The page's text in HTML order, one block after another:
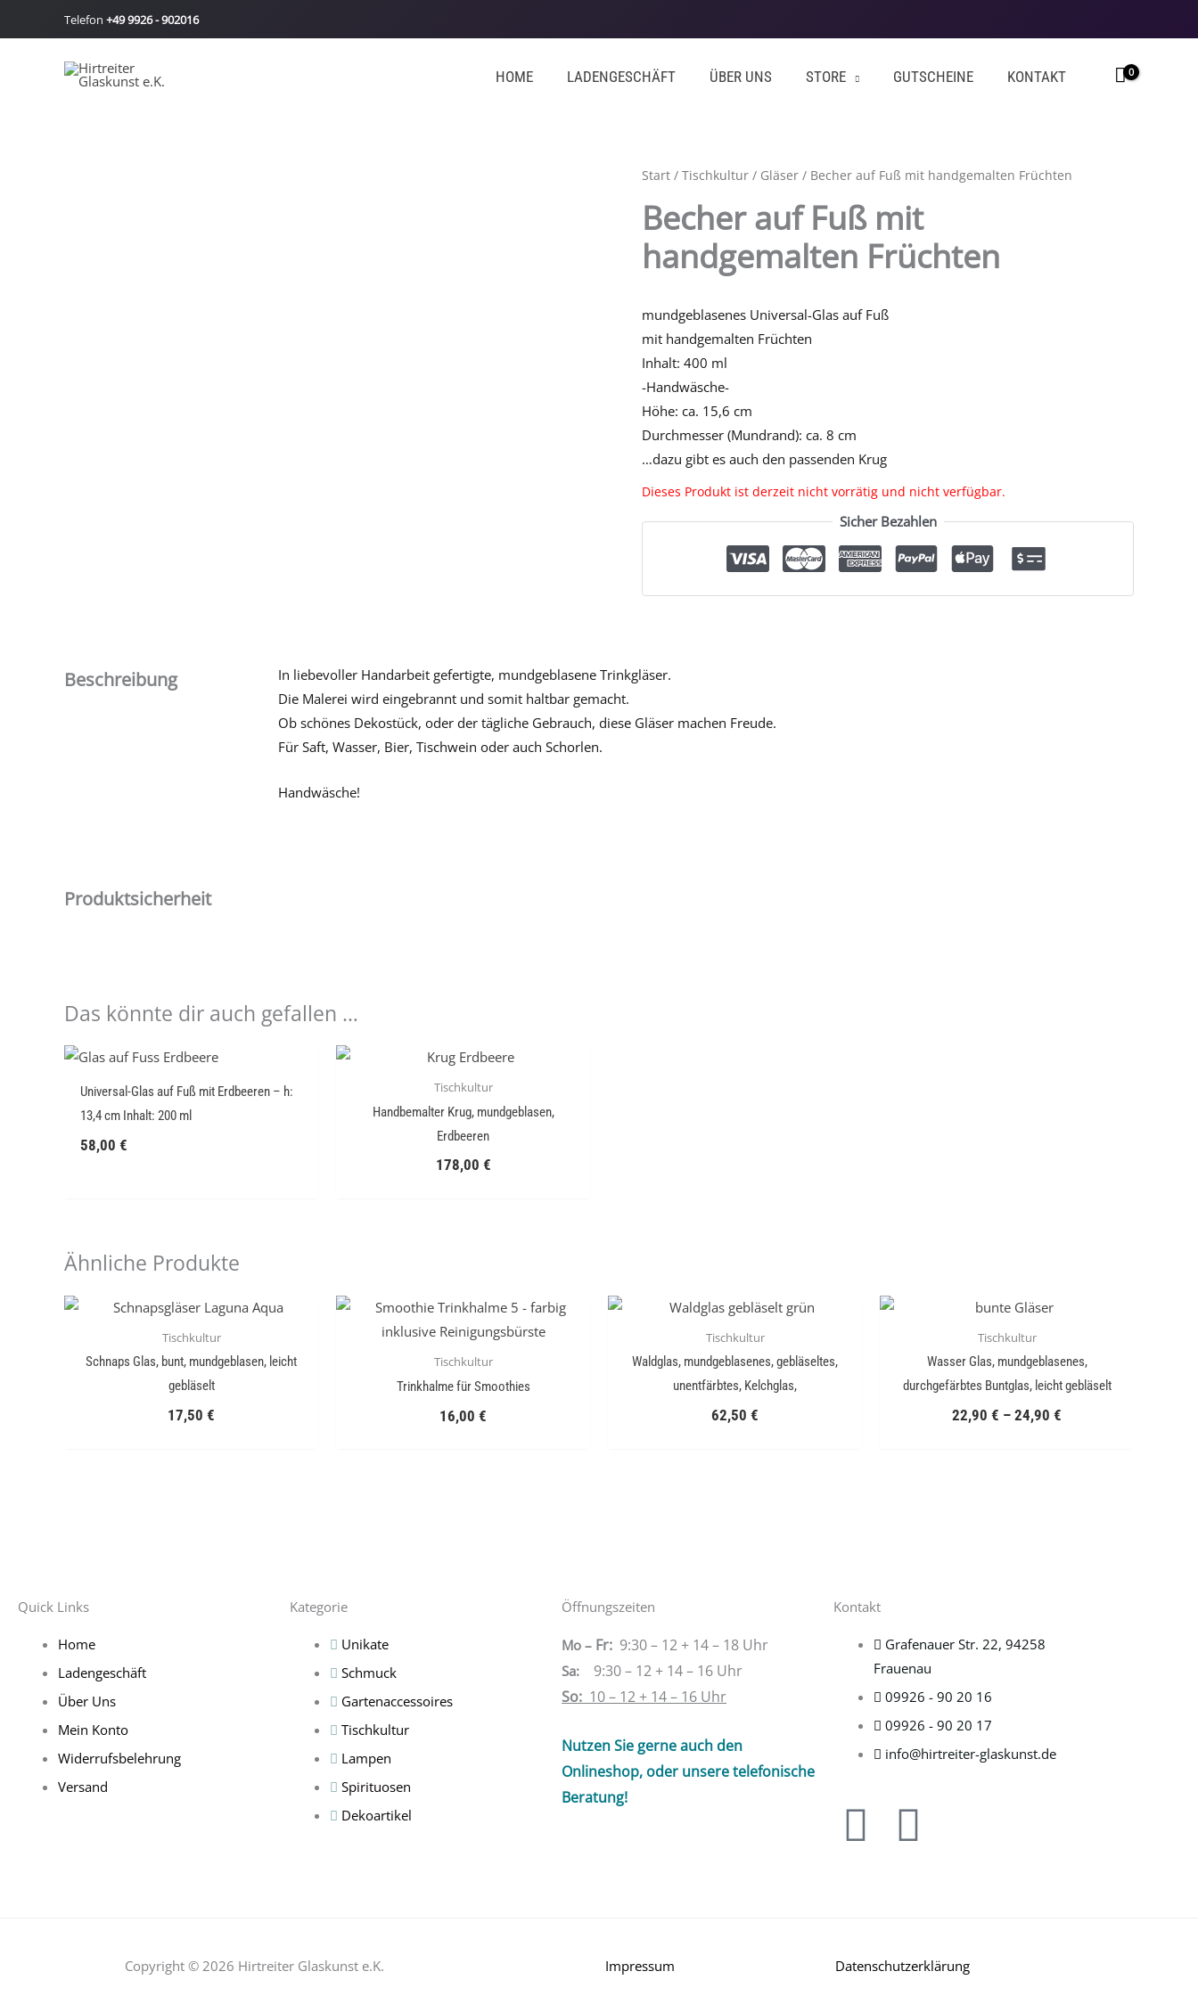
Inhalt
Telefon +49 9926 - 902016
HOME LADENGESCHÄFT ÜBER UNS STORE GUTSCHEINE KONTAKT
Start / Tischkultur / Gläser / Becher auf Fuß mit handgemalten Früchten
Becher auf Fuß mit
handgemalten Früchten
mundgeblasenes Universal-Glas auf Fuß
mit handgemalten Früchten
Inhalt: 400 ml
-Handwäsche-
Höhe: ca. 15,6 cm
Durchmesser (Mundrand): ca. 8 cm
…dazu gibt es auch den passenden Krug
Dieses Produkt ist derzeit nicht vorrätig und nicht verfügbar.
Sicher Bezahlen
Beschreibung
In liebevoller Handarbeit gefertigte, mundgeblasene Trinkgläser.
Die Malerei wird eingebrannt und somit haltbar gemacht.
Ob schönes Dekostück, oder der tägliche Gebrauch, diese Gläser machen Freude.
Für Saft, Wasser, Bier, Tischwein oder auch Schorlen.
Handwäsche!
Produktsicherheit
Das könnte dir auch gefallen …
Universal-Glas auf Fuß mit Erdbeeren – h:
13,4 cm Inhalt: 200 ml
58,00 €
Tischkultur
Handbemalter Krug, mundgeblasen,
Erdbeeren
178,00 €
Ähnliche Produkte
Tischkultur
Schnaps Glas, bunt, mundgeblasen, leicht
gebläselt
17,50 €
Tischkultur
Trinkhalme für Smoothies
16,00 €
Tischkultur
Waldglas, mundgeblasenes, gebläseltes,
unentfärbtes, Kelchglas,
62,50 €
Tischkultur
Wasser Glas, mundgeblasenes,
durchgefärbtes Buntglas, leicht gebläselt
22,90 € – 24,90 €
Quick Links
Home
Ladengeschäft
Über Uns
Mein Konto
Widerrufsbelehrung
Versand
Kategorie
Unikate
Schmuck
Gartenaccessoires
Tischkultur
Lampen
Spirituosen
Dekoartikel
Öffnungszeiten
Mo – Fr: 9:30 – 12 + 14 – 18 Uhr
Sa: 9:30 – 12 + 14 – 16 Uhr
So: 10 – 12 + 14 – 16 Uhr
Nutzen Sie gerne auch den
Onlineshop, oder unsere telefonische
Beratung!
Kontakt
Grafenauer Str. 22, 94258
Frauenau
09926 - 90 20 16
09926 - 90 20 17
info@hirtreiter-glaskunst.de
F
e
I
t
Copyright © 2026 Hirtreiter Glaskunst e.K. Impressum Datenschutzerklärung